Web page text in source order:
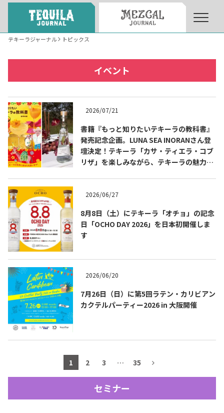
テキーラのつくり方 How to Make Tequila
テキーラマーケット Tequila Market
テキーラの飲み方
テキーラマップ
メキシコ料理
メキシコ旅行
メキシコの記念日
テキーラジャーナル トピックス
イベント
2026/07/21
書籍『もっと知りたいテキーラの教科書』
発売記念企画。LUNA SEA INORANさん登
壇決定！テキーラ「カサ・ティエラ・コブ
リザ」を楽しみながら、テキーラの魅力を
っと知りたいテキーラの教科書』発売記念
2026/06/27
8月8日（土）にテキーラ「オチョ」の記念
日「OCHO DAY 2026」を日本初開催しま
す
2026/06/20
7月26日（日）に第5回ラテン・カリビアン
カクテルパーティー2026 in 大阪開催
1 2 3 … 35
セミナー